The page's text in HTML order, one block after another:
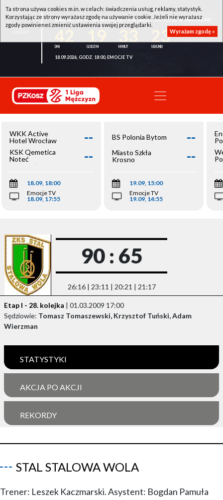
WKK ACTIVE HOTEL WROCŁAW - KSK QEMETICA NOTEĆ INOWROCŁAW
22
18.09.2026, GODZ. 18:00, EMOCJE TV
WKK Active
Hotel Wrocław
--
KSK Qemetica
Noteć
Inowrocław
--
18.09, 18:00
Emocje TV
18.09, 17:55
BS Polonia Bytom --
Miasto Szkła
Krosno
--
19.09, 15:00
Emocje TV
19.09, 14:55
90 : 65
26:16 | 23:11 | 20:21 | 21:17
Etap I - 28. kolejka | 01.03.2009 17:00
Sędziowie: Tomasz Tomaszewski, Krzysztof Tuński, Adam
Wierzman
STATYSTYKI
AKCJA PO AKCJI
REKORDY
STAL STALOWA WOLA
Trener: Leszek Kaczmarski. Asystent: Bogdan Pamuła
Ta strona używa cookies m.in. w celach: świadczenia usług, reklamy, statystyk.
Korzystając ze strony wyrażasz zgodę na używanie cookie. Jeżeli nie wyrażasz
zgody powinieneś zmienić ustawienia swojej przeglądarki.
Wyrażam zgodę »